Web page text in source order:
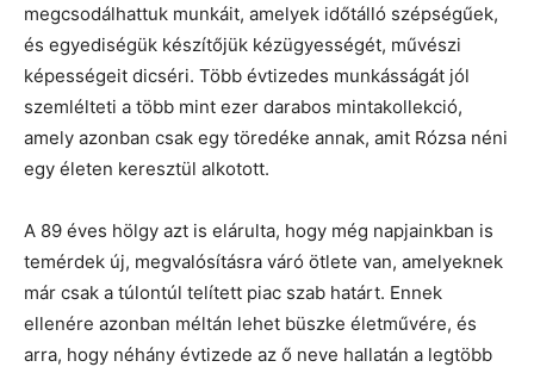
megcsodálhattuk munkáit, amelyek időtálló szépségűek,
és egyediségük készítőjük kézügyességét, művészi
képességeit dicséri. Több évtizedes munkásságát jól
szemlélteti a több mint ezer darabos mintakollekció,
amely azonban csak egy töredéke annak, amit Rózsa néni
egy életen keresztül alkotott.
A 89 éves hölgy azt is elárulta, hogy még napjainkban is
temérdek új, megvalósításra váró ötlete van, amelyeknek
már csak a túlontúl telített piac szab határt. Ennek
ellenére azonban méltán lehet büszke életművére, és
arra, hogy néhány évtizede az ő neve hallatán a legtöbb